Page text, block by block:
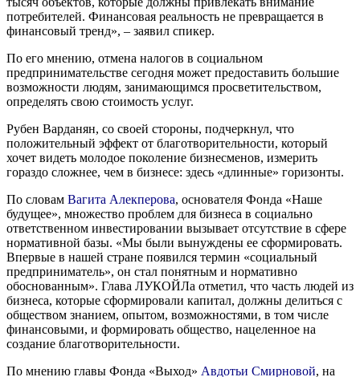
потребителей. Финансовая реальность не превращается в
финансовый тренд», – заявил спикер.
По его мнению, отмена налогов в социальном
предпринимательстве сегодня может предоставить большие
возможности людям, занимающимся просветительством,
определять свою стоимость услуг.
Рубен Варданян, со своей стороны, подчеркнул, что
положительный эффект от благотворительности, который
хочет видеть молодое поколение бизнесменов, измерить
гораздо сложнее, чем в бизнесе: здесь «длинные» горизонты.
По словам Вагита Алекперова, основателя Фонда «Наше
будущее», множество проблем для бизнеса в социально
ответственном инвестировании вызывает отсутствие в сфере
нормативной базы. «Мы были вынуждены ее сформировать.
Впервые в нашей стране появился термин «социальный
предприниматель», он стал понятным и нормативно
обоснованным». Глава ЛУКОЙЛа отметил, что часть людей из
бизнеса, которые сформировали капитал, должны делиться с
обществом знанием, опытом, возможностями, в том числе
финансовыми, и формировать общество, нацеленное на
создание благотворительности.
По мнению главы Фонда «Выход» Авдотьи Смирновой, на